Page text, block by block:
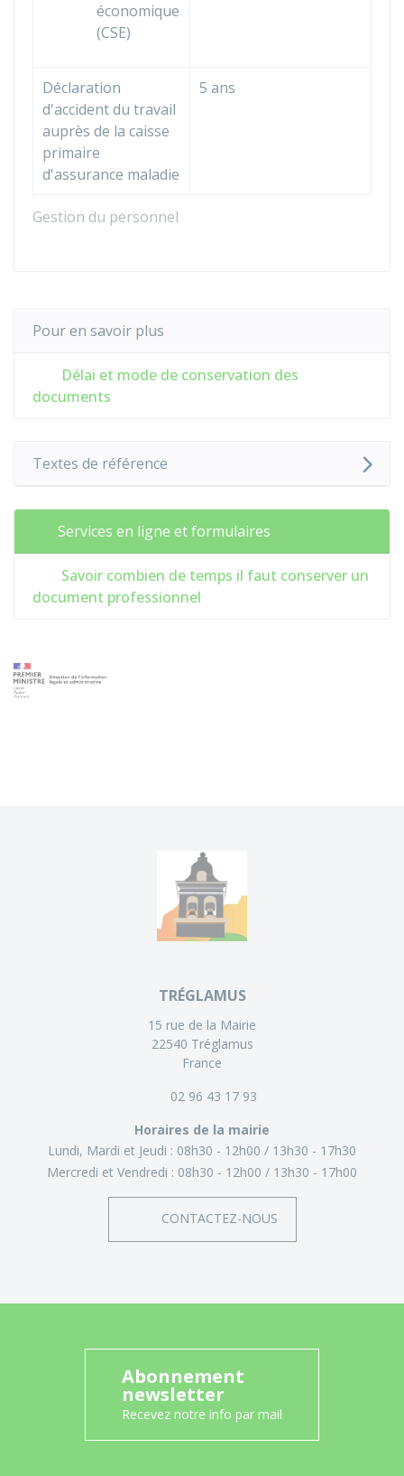
Gestion du personnel
économique
(CSE)
Déclaration
d'accident du travail
auprès de la caisse
primaire
d'assurance maladie
5 ans
Pour en savoir plus
Délai et mode de conservation des
documents
Textes de référence
Services en ligne et formulaires
Savoir combien de temps il faut conserver un
document professionnel
TRÉGLAMUS
15 rue de la Mairie
22540 Tréglamus
France
02 96 43 17 93
Horaires de la mairie
Lundi, Mardi et Jeudi : 08h30 - 12h00
13h30 - 17h30
Mercredi et Vendredi : 08h30 - 12h00 13h30 - 17h00
CONTACTEZ-NOUS
Abonnement
newsletter
Recevez notre info par mail